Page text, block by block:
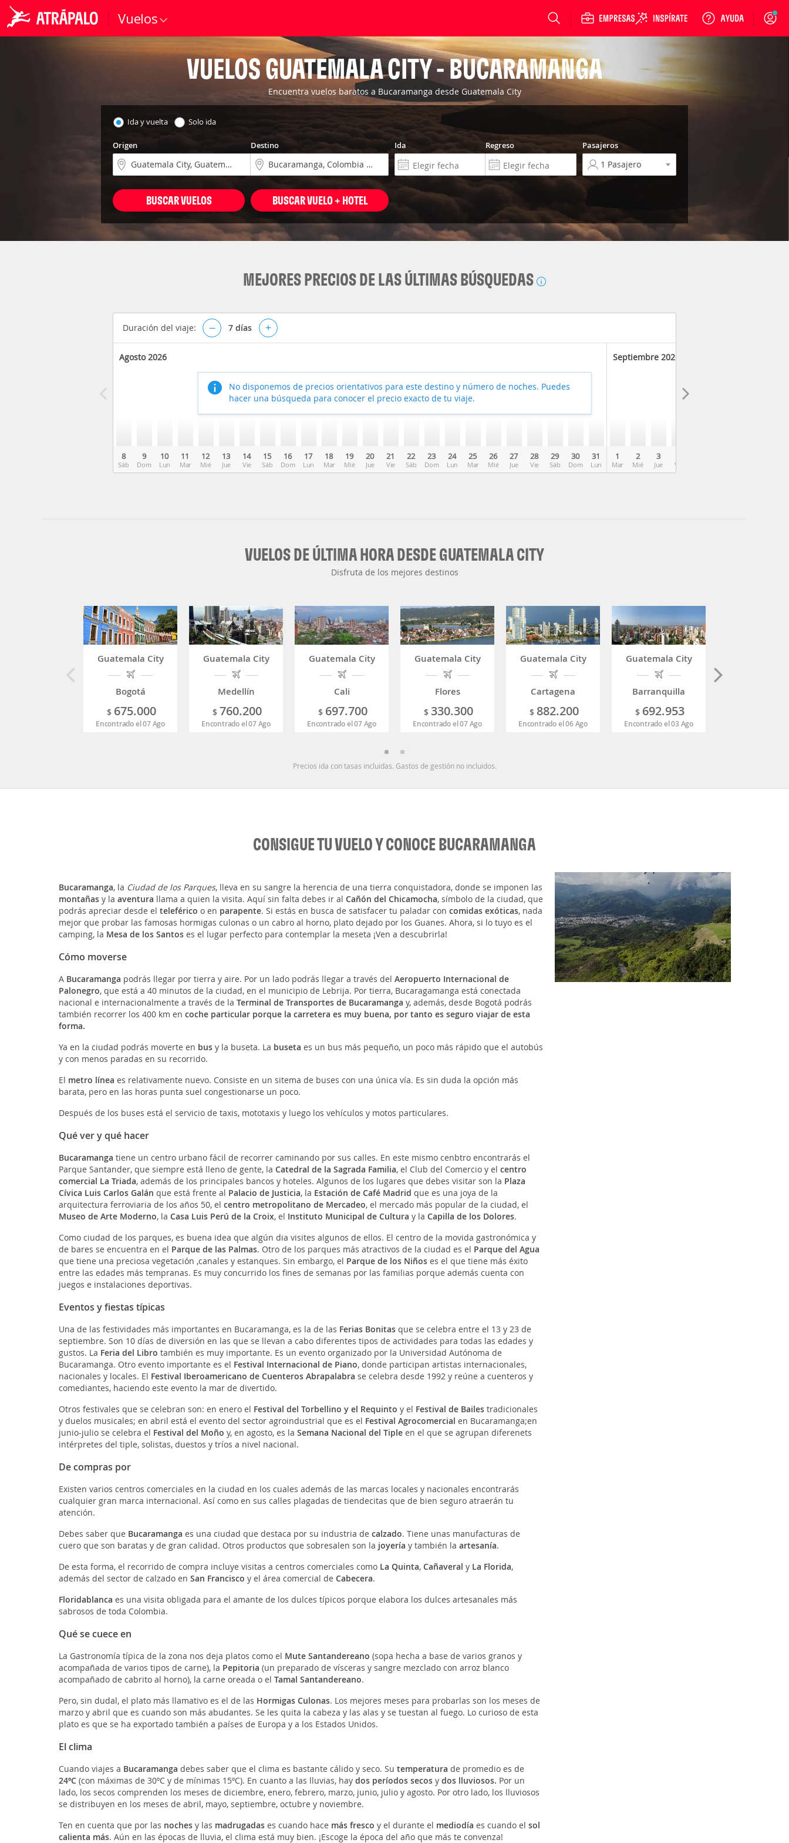
Vuelos Login
VUELOS GUATEMALA CITY - BUCARAMANGA
Encuentra vuelos baratos a Bucaramanga desde Guatemala City
Ida y vuelta Solo ida
Origen Destino Ida Regreso Pasajeros
BUSCAR VUELOS BUSCAR VUELO + HOTEL
MEJORES PRECIOS DE LAS ÚLTIMAS BÚSQUEDAS
Duración del viaje: – 7 días +
Agosto 2026
8
Sáb
9
Dom
10
Lun
11
Mar
12
Mié
13
Jue
14
Vie
15
Sáb
16
Dom
17
Lun
18
Mar
19
Mié
20
Jue
21
Vie
22
Sáb
23
Dom
24
Lun
25
Mar
26
Mié
27
Jue
28
Vie
29
Sáb
30
Dom
31
Lun
Septiembre 2026
1
Mar
2
Mié
3
Jue Vie
No disponemos de precios orientativos para este destino y número de noches. Puedes
hacer una búsqueda para conocer el precio exacto de tu viaje.
VUELOS DE ÚLTIMA HORA DESDE GUATEMALA CITY
Disfruta de los mejores destinos
Guatemala City
Bogotá
$ 675.000
Encontrado el 07 Ago
Guatemala City
Medellín
$ 760.200
Encontrado el 07 Ago
Guatemala City
Cali
$ 697.700
Encontrado el 07 Ago
Guatemala City
Flores
$ 330.300
Encontrado el 07 Ago
Guatemala City
Cartagena
$ 882.200
Encontrado el 06 Ago
Guatemala City
Barranquilla
$ 692.953
Encontrado el 03 Ago
Precios ida con tasas incluidas. Gastos de gestión no incluidos.
CONSIGUE TU VUELO Y CONOCE BUCARAMANGA
Bucaramanga, la Ciudad de los Parques, lleva en su sangre la herencia de una tierra conquistadora, donde se imponen las
montañas y la aventura llama a quien la visita. Aquí sin falta debes ir al Cañón del Chicamocha, símbolo de la ciudad, que
podrás apreciar desde el teleférico o en parapente. Si estás en busca de satisfacer tu paladar con comidas exóticas, nada
mejor que probar las famosas hormigas culonas o un cabro al horno, plato dejado por los Guanes. Ahora, si lo tuyo es el
camping, la Mesa de los Santoses el lugar perfecto para contemplar la meseta ¡Ven a descubrirla!
Cómo moverse
A Bucaramanga podrás llegar por tierra y aire. Por un lado podrás llegar a través del Aeropuerto Internacional de
Palonegro, que está a 40 minutos de la ciudad, en el municipio de Lebrija. Por tierra, Bucaragamanga está conectada
nacional e internacionalmente a través de la Terminal de Transportes de Bucaramanga y, además, desde Bogotá podrás
también recorrer los 400 km en coche particular porque la carretera es muy buena, por tanto es seguro viajar de esta
forma.
Ya en la ciudad podrás moverte en bus y la buseta. La buseta es un bus más pequeño, un poco más rápido que el autobús
y con menos paradas en su recorrido.
El metro línea es relativamente nuevo. Consiste en un sitema de buses con una única vía. Es sin duda la opción más
barata, pero en las horas punta suel congestionarse un poco.
Después de los buses está el servicio de taxis, mototaxis y luego los vehículos y motos particulares.
Qué ver y qué hacer
Bucaramanga tiene un centro urbano fácil de recorrer caminando por sus calles. En este mismo cenbtro encontrarás el
Parque Santander, que siempre está lleno de gente, la Catedral de la Sagrada Familia, el Club del Comercio y el centro
comercial La Triada, además de los principales bancos y hoteles. Algunos de los lugares que debes visitar son la Plaza
Cívica Luis Carlos Galán que está frente al Palacio de Justicia, la Estación de Café Madrid que es una joya de la
arquitectura ferroviaria de los años 50, el centro metropolitano de Mercadeo, el mercado más popular de la ciudad, el
Museo de Arte Moderno, la Casa Luis Perú de la Croix, el Instituto Municipal de Cultura y la Capilla de los Dolores.
Como ciudad de los parques, es buena idea que algún dia visites algunos de ellos. El centro de la movida gastronómica y
de bares se encuentra en el Parque de las Palmas. Otro de los parques más atractivos de la ciudad es el Parque del Agua
que tiene una preciosa vegetación ,canales y estanques. Sin embargo, el Parque de los Niñoses el que tiene más éxito
entre las edades más tempranas. Es muy concurrido los fines de semanas por las familias porque además cuenta con
juegos e instalaciones deportivas.
Eventos y fiestas típicas
Una de las festividades más importantes en Bucaramanga, es la de las Ferias Bonitasque se celebra entre el 13 y 23 de
septiembre. Son 10 días de diversión en las que se llevan a cabo diferentes tipos de actividades para todas las edades y
gustos. La Feria del Libro también es muy importante. Es un evento organizado por la Universidad Autónoma de
Bucaramanga. Otro evento importante es el Festival Internacional de Piano, donde participan artistas internacionales,
nacionales y locales. El Festival Iberoamericano de Cuenteros Abrapalabra se celebra desde 1992 y reúne a cuenteros y
comediantes, haciendo este evento la mar de divertido.
Otros festivales que se celebran son: en enero el Festival del Torbellino y el Requinto y el Festival de Bailestradicionales
y duelos musicales; en abril está el evento del sector agroindustrial que es el Festival Agrocomercial en Bucaramanga;en
junio-julio se celebra el Festival del Moño y, en agosto, es la Semana Nacional del Tipleen el que se agrupan diferenets
intérpretes del tiple, solistas, duestos y tríos a nivel nacional.
De compras por
Existen varios centros comerciales en la ciudad en los cuales además de las marcas locales y nacionales encontrarás
cualquier gran marca internacional. Así como en sus calles plagadas de tiendecitas que de bien seguro atraerán tu
atención.
Debes saber que Bucaramanga es una ciudad que destaca por su industria de calzado. Tiene unas manufacturas de
cuero que son baratas y de gran calidad. Otros productos que sobresalen son la joyería y también la artesanía.
De esta forma, el recorrido de compra incluye visitas a centros comerciales comoLa Quinta, Cañaveral y La Florida,
además del sector de calzado en San Francisco y el área comercial de Cabecera.
Floridablanca es una visita obligada para el amante de los dulces típicos porque elabora los dulces artesanales más
sabrosos de toda Colombia.
Qué se cuece en
La Gastronomía típica de la zona nos deja platos como el Mute Santandereano (sopa hecha a base de varios granos y
acompañada de varios tipos de carne), la Pepitoria (un preparado de vísceras y sangre mezclado con arroz blanco
acompañado de cabrito al horno), la carne oreada o el Tamal Santandereano.
Pero, sin dudal, el plato más llamativo es el de las Hormigas Culonas. Los mejores meses para probarlas son los meses de
marzo y abril que es cuando son más abudantes. Se les quita la cabeza y las alas y se tuestan al fuego. Lo curioso de esta
plato es que se ha exportado también a países de Europa y a los Estados Unidos.
El clima
Cuando viajes a Bucaramanga debes saber que el clima es bastante cálido y seco. Su temperatura de promedio es de
24ºC (con máximas de 30ºC y de mínimas 15ºC). En cuanto a las lluvias, hay dos períodos secos ydos lluviosos. Por un
lado, los secos comprenden los meses de diciembre, enero, febrero, marzo, junio, julio y agosto. Por otro lado, los lluviosos
se distribuyen en los meses de abril, mayo, septiembre, octubre y noviembre.
Ten en cuenta que por las noches y las madrugadases cuando hace más fresco y el durante el mediodía es cuando el sol
calienta más. Aún en las épocas de lluvia, el clima está muy bien. ¡Escoge la época del año que más te convenza!